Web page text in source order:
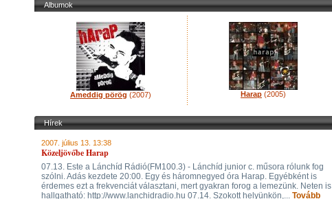
Albumok
Ameddig pörög (2007) Harap (2005)
Hírek
2007. július 13. 13:38
Közeljövőbe Harap
07.13. Este a Lánchíd Rádió(FM100.3) - Lánchíd junior c. műsora rólunk fog
szólni. Adás kezdete 20:00. Egy és háromnegyed óra Harap. Egyébként is
érdemes ezt a frekvenciát választani, mert gyakran forog a lemezünk. Neten is
hallgatható: http://www.lanchidradio.hu 07.14. Szokott helyünkön,... Tovább